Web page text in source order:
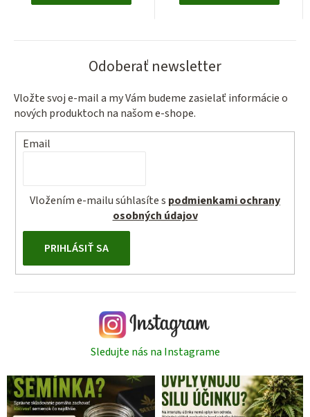
Odoberať newsletter
Vložte svoj e-mail a my Vám budeme zasielať informácie o
nových produktoch na našom e-shope.
Email
Vložením e-mailu súhlasíte s podmienkami ochrany
osobných údajov
PRIHLÁSIŤ SA
Sledujte nás na Instagrame